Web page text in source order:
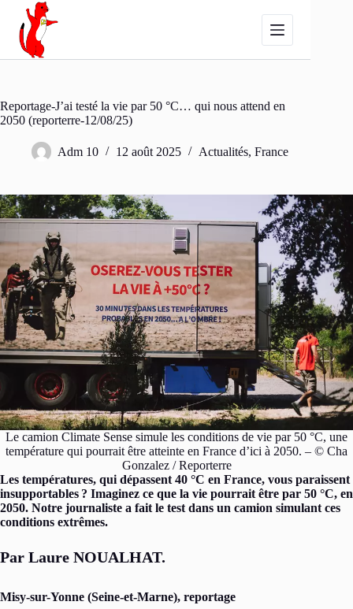
Passer
contenu
Reportage-J’ai testé la vie par 50 °C… qui nous attend en
2050 (reporterre-12/08/25)
Adm 10 12 août 2025 Actualités, France
Le camion Climate Sense simule les conditions de vie par 50 °C, une
température qui pourrait être atteinte en France d’ici à 2050. – © Cha
Gonzalez / Reporterre
Les températures, qui dépassent 40 °C en France, vous paraissent
insupportables ? Imaginez ce que la vie pourrait être par 50 °C, en
2050. Notre journaliste a fait le test dans un camion simulant ces
conditions extrêmes.
Par Laure NOUALHAT.
Misy-sur-Yonne (Seine-et-Marne), reportage